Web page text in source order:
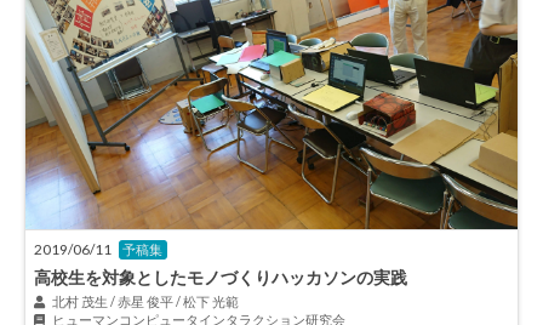
2019/06/11 予稿集
高校生を対象としたモノづくりハッカソンの実践
北村 茂生 / 赤星 俊平 / 松下 光範
ヒューマンコンピュータインタラクション研究会